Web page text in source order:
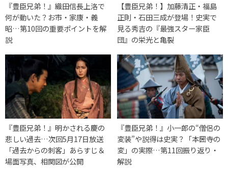
『豊臣兄弟！』織田信長上洛で
何が動いた？お市・家康・義
昭…第10回の重要ポイントを解
説
【豊臣兄弟！】加藤清正・福島
正則・石田三成が登場！史実で
見る秀吉の『最強スター家臣
団』の栄光と亀裂
『豊臣兄弟！』明かされる慶の
悲しい過去…次回5月17日放送
「過去からの刺客」あらすじ＆
場面写真、相関図が公開
『豊臣兄弟！』小一郎の“僧侶の
変装”や説得は史実？「本圀寺の
変」の実際…第11回振り返り・
解説